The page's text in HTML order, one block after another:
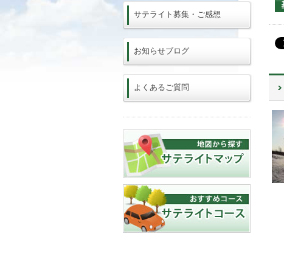
サテライト募集・ご感想
お知らせブログ
よくあるご質問